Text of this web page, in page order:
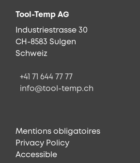
Tool-Temp AG
Industriestrasse 30
CH-8583 Sulgen
Schweiz
+41 71 644 77 77
info@tool-temp.ch
Mentions obligatoires
Privacy Policy
Accessible